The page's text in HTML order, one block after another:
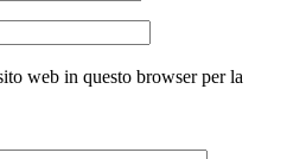
web in questo browser per la